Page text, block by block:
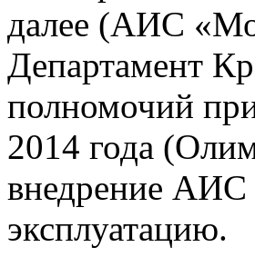
далее (АИС
Департамент
полномочий
2014 года
внедрение
эксплуатацию.